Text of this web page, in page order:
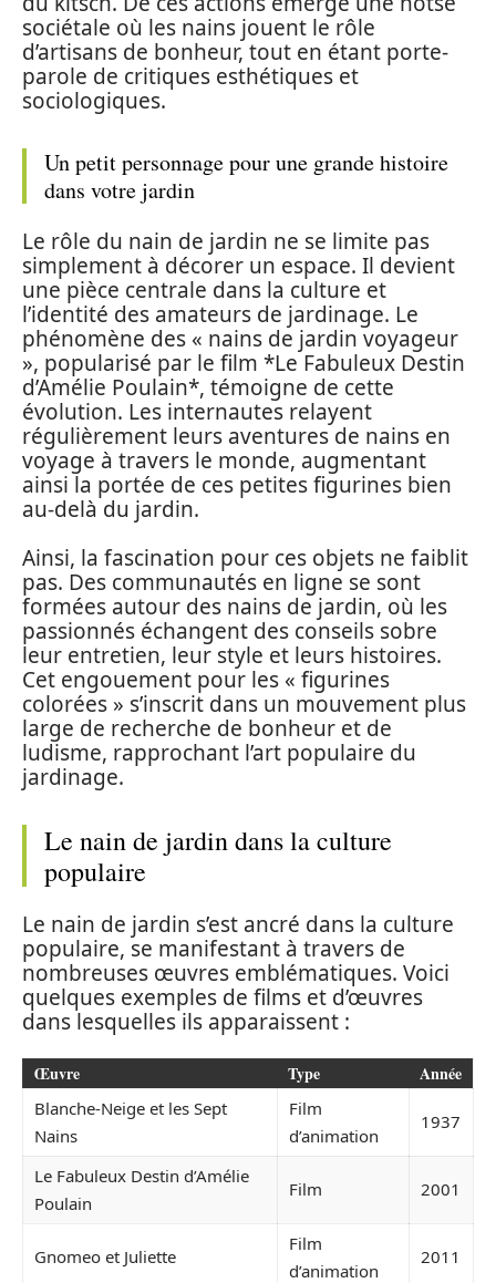
sociétale où les nains jouent le rôle
d’artisans de bonheur, tout en étant porte-
parole de critiques esthétiques et
sociologiques.
Un petit personnage pour une grande histoire
dans votre jardin
Le rôle du nain de jardin ne se limite pas
simplement à décorer un espace. Il devient
une pièce centrale dans la culture et
l’identité des amateurs de jardinage. Le
phénomène des « nains de jardin voyageur
», popularisé par le film *Le Fabuleux Destin
d’Amélie Poulain*, témoigne de cette
évolution. Les internautes relayent
régulièrement leurs aventures de nains en
voyage à travers le monde, augmentant
ainsi la portée de ces petites figurines bien
au-delà du jardin.
Ainsi, la fascination pour ces objets ne faiblit
pas. Des communautés en ligne se sont
formées autour des nains de jardin, où les
passionnés échangent des conseils sobre
leur entretien, leur style et leurs histoires.
Cet engouement pour les « figurines
colorées » s’inscrit dans un mouvement plus
large de recherche de bonheur et de
ludisme, rapprochant l’art populaire du
jardinage.
Le nain de jardin dans la culture
populaire
Le nain de jardin s’est ancré dans la culture
populaire, se manifestant à travers de
nombreuses œuvres emblématiques. Voici
quelques exemples de films et d’œuvres
dans lesquelles ils apparaissent :
Œuvre Type Année
Blanche-Neige et les Sept
Nains
Film
d’animation
1937
Le Fabuleux Destin d’Amélie
Poulain
Film 2001
Gnomeo et Juliette
Film
d’animation
2011